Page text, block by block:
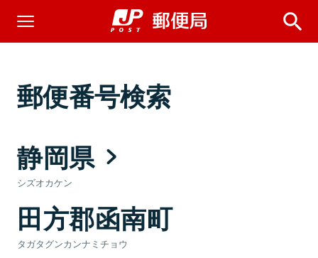
郵便番号検索
静岡県
シズオカケン
田方郡函南町
タガタグンカンナミチョウ